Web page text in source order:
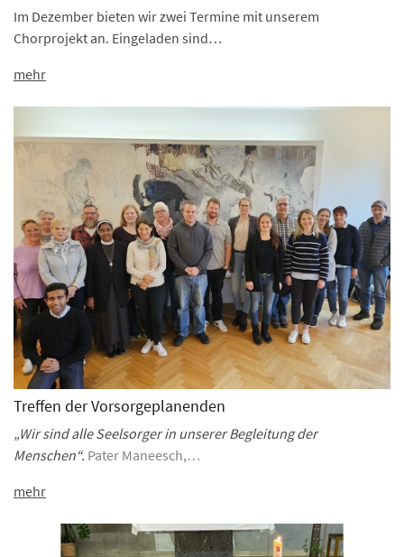
Im Dezember bieten wir zwei Termine mit unserem
Chorprojekt an. Eingeladen sind…
mehr
Treffen der Vorsorgeplanenden
„Wir sind alle Seelsorger in unserer Begleitung der
Menschen“. Pater Maneesch,…
mehr